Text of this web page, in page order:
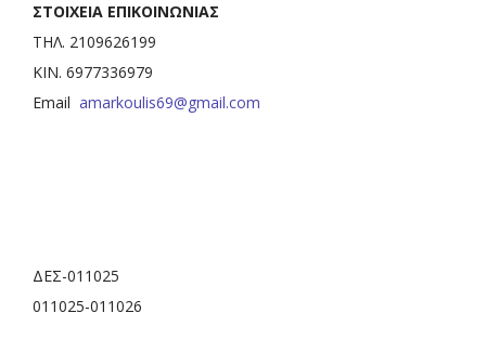
ΣΤΟΙΧΕΙΑ ΕΠΙΚΟΙΝΩΝΙΑΣ
ΤΗΛ. 2109626199
ΚΙΝ. 6977336979
Email amarkoulis69@gmail.com
ΔΕΣ-011025
011025-011026